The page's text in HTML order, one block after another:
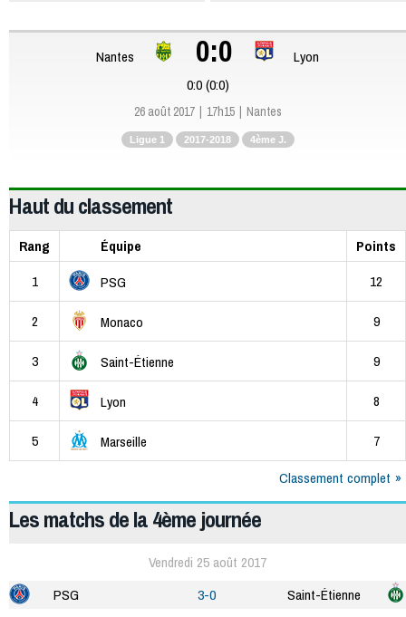
Nantes 0:0
Lyon
0:0 (0:0)
26 août 2017 17h15 Nantes
Ligue 1 2017-2018 4ème J.
Haut du classement
Rang Équipe
Points
1
PSG 12
2 Monaco 9
3 Saint-Étienne 9
4 Lyon 8
5 Marseille
7
Classement complet
Les matchs de la 4ème journée
Vendredi 25 août 2017
PSG
3-0
Saint-Étienne